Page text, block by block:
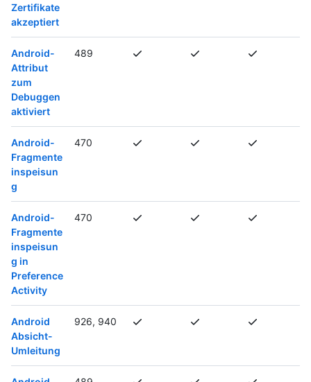
Zertifikate
akzeptiert
Android-
Attribut
zum
Debuggen
aktiviert
489
Android-
Fragmente
inspeisun
g
470
Android-
Fragmente
inspeisun
g in
Preference
Activity
470
Android
Absicht-
Umleitung
926, 940